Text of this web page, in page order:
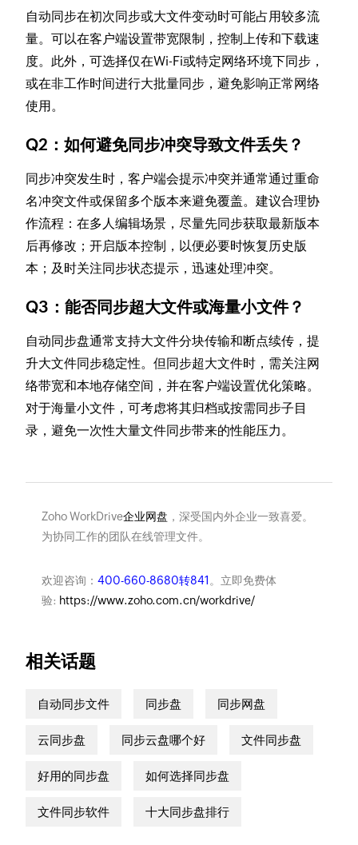
自动同步在初次同步或大文件变动时可能占用较多流
量。可以在客户端设置带宽限制，控制上传和下载速
度。此外，可选择仅在Wi-Fi或特定网络环境下同步，
或在非工作时间进行大批量同步，避免影响正常网络
使用。
Q2：如何避免同步冲突导致文件丢失？
同步冲突发生时，客户端会提示冲突并通常通过重命
名冲突文件或保留多个版本来避免覆盖。建议合理协
作流程：在多人编辑场景，尽量先同步获取最新版本
后再修改；开启版本控制，以便必要时恢复历史版
本；及时关注同步状态提示，迅速处理冲突。
Q3：能否同步超大文件或海量小文件？
自动同步盘通常支持大文件分块传输和断点续传，提
升大文件同步稳定性。但同步超大文件时，需关注网
络带宽和本地存储空间，并在客户端设置优化策略。
对于海量小文件，可考虑将其归档或按需同步子目
录，避免一次性大量文件同步带来的性能压力。
Zoho WorkDrive企业网盘 ，深受国内外企业一致喜爱。
为协同工作的团队在线管理文件。
欢迎咨询： 400-660-8680转841 。立即免费体
验: https://www.zoho.com.cn/workdrive/
相关话题
自动同步文件 同步盘 同步网盘
云同步盘 同步云盘哪个好 文件同步盘
好用的同步盘 如何选择同步盘
文件同步软件 十大同步盘排行